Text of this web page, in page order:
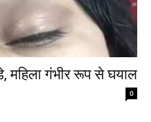
महिला गंभीर रूप से घयाल
0